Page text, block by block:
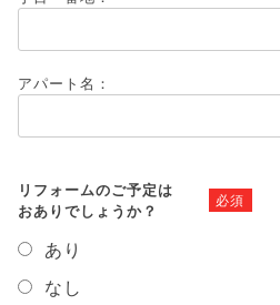
アパート名：
リフォームのご予定は
おありでしょうか？
必須
あり
なし